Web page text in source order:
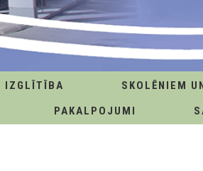
IZGLĪTĪBA SKOLĒNIEM
PAKALPOJUMI